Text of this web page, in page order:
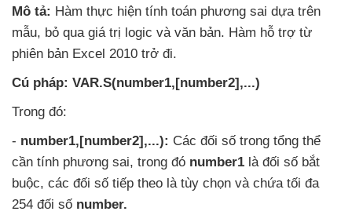
Mô tả: Hàm thực hiện tính toán phương sai dựa trên
mẫu, bỏ qua giá trị logic và văn bản. Hàm hỗ trợ từ
phiên bản Excel 2010 trở đi.
Cú pháp: VAR.S(number1,[number2],...)
Trong đó:
- number1,[number2],...): Các đối số trong tổng thể
cần tính phương sai, trong đó number1 là đối số bắt
buộc, các đối số tiếp theo là tùy chọn và chứa tối đa
254 đối số number.